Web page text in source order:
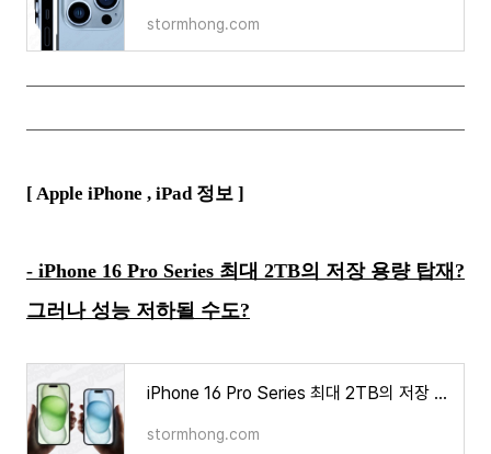
stormhong.com
[ Apple iPhone , iPad 정보 ]
- iPhone 16 Pro Series 최대 2TB의 저장 용량 탑재?
그러나 성능 저하될 수도?
iPhone 16 Pro Series 최대 2TB의 저장 용량 탑재? 그러나 성능 저하될 수도?
stormhong.com